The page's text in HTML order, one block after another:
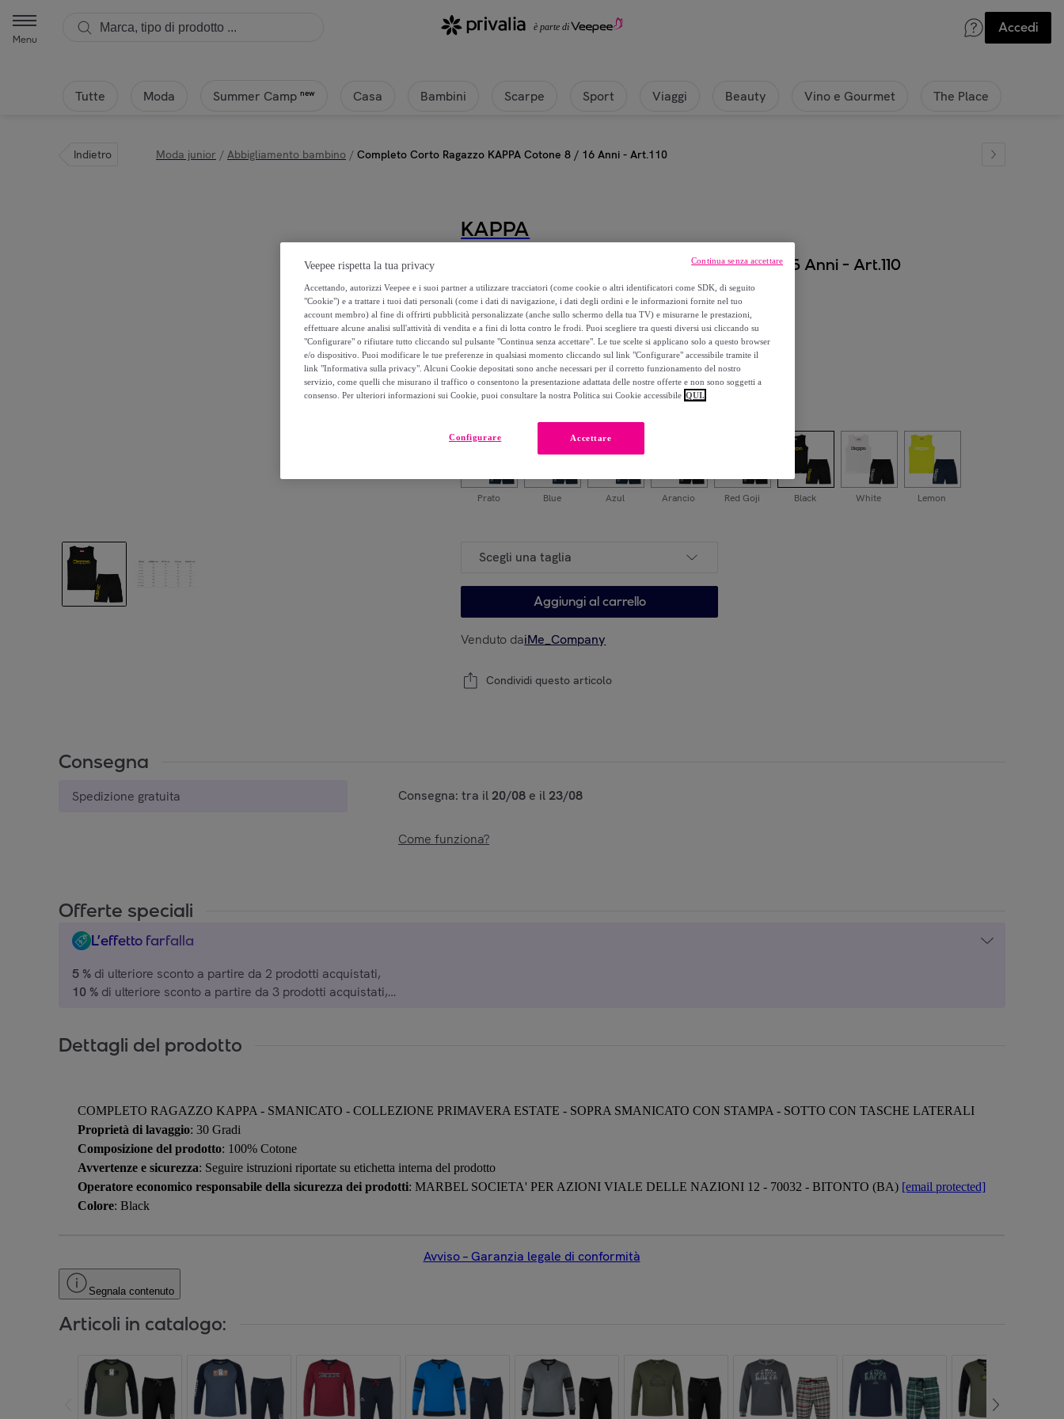
Menu
Accedi
Tutte Moda Summer Camp new Casa Bambini Scarpe Sport Viaggi Beauty Vino e Gourmet The Place
Indietro Moda junior / Abbigliamento bambino / Completo Corto Ragazzo KAPPA Cotone 8 / 16 Anni - Art.110
KAPPA
Completo Corto Ragazzo KAPPA Cotone 8 / 16 Anni - Art.110
17,99 €
39,99 €
-55%
Modello
Prato Blue Azul Arancio Red Goji Black White Lemon
Scegli una taglia
Aggiungi al carrello
Venduto daiMe_Company
Condividi questo articolo
Consegna
Spedizione gratuita Consegna: tra il 20/08 e il 23/08
Come funziona?
Offerte speciali
L’effetto farfalla
5 % di ulteriore sconto a partire da 2 prodotti acquistati,
10 % di ulteriore sconto a partire da 3 prodotti acquistati,
su una selezione di marchi.
Dettagli del prodotto
COMPLETO RAGAZZO KAPPA - SMANICATO - COLLEZIONE PRIMAVERA ESTATE - SOPRA SMANICATO CON STAMPA - SOTTO CON TASCHE LATERALI
Proprietà di lavaggio: 30 Gradi
Composizione del prodotto: 100% Cotone
Avvertenze e sicurezza: Seguire istruzioni riportate su etichetta interna del prodotto
Operatore economico responsabile della sicurezza dei prodotti: MARBEL SOCIETA' PER AZIONI VIALE DELLE NAZIONI 12 - 70032 - BITONTO (BA) [email protected]
Colore: Black
Avviso – Garanzia legale di conformità
Segnala contenuto
Articoli in catalogo:
Veepee rispetta la tua privacy
Accettando, autorizzi Veepee e i suoi partner a utilizzare tracciatori (come cookie o altri identificatori come SDK, di seguito
"Cookie") e a trattare i tuoi dati personali (come i dati di navigazione, i dati degli ordini e le informazioni fornite nel tuo
account membro) al fine di offrirti pubblicità personalizzate (anche sullo schermo della tua TV) e misurarne le prestazioni,
effettuare alcune analisi sull'attività di vendita e a fini di lotta contro le frodi. Puoi scegliere tra questi diversi usi cliccando su
"Configurare" o rifiutare tutto cliccando sul pulsante "Continua senza accettare". Le tue scelte si applicano solo a questo browser
e/o dispositivo. Puoi modificare le tue preferenze in qualsiasi momento cliccando sul link "Configurare" accessibile tramite il
link "Informativa sulla privacy". Alcuni Cookie depositati sono anche necessari per il corretto funzionamento del nostro
servizio, come quelli che misurano il traffico o consentono la presentazione adattata delle nostre offerte e non sono soggetti a
consenso. Per ulteriori informazioni sui Cookie, puoi consultare la nostra Politica sui Cookie accessibile QUI.
Accettare
Configurare
Continua senza accettare